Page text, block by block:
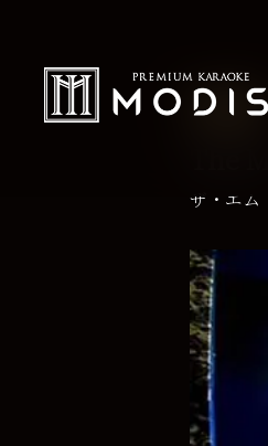
EX TYPE
ザ・エム